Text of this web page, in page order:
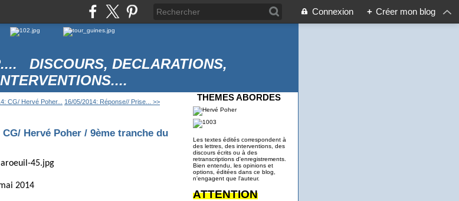
Connexion + Créer mon blog
DISCOURS, DECLARATIONS,
CG/ Hervé Poher... 16/05/2014: Réponse// Prise... >>
CG/ Hervé Poher / 9ème tranche du
2014
THEMES ABORDES
Les textes édités correspondent à
des lettres, des interventions, des
discours écrits ou à des
retranscriptions d'enregistrements.
Bien entendu, les opinions et
options, éditées dans ce blog,
n'engagent que l'auteur.
ATTENTION